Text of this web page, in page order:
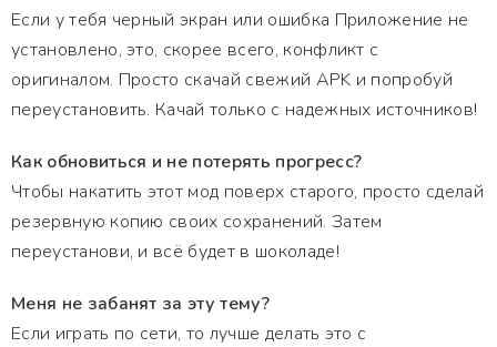
Если у тебя черный экран или ошибка Приложение не
установлено, это, скорее всего, конфликт с
оригиналом. Просто скачай свежий APK и попробуй
переустановить. Качай только с надежных источников!
Как обновиться и не потерять прогресс?
Чтобы накатить этот мод поверх старого, просто сделай
резервную копию своих сохранений. Затем
переустанови, и всё будет в шоколаде!
Меня не забанят за эту тему?
Если играть по сети, то лучше делать это с